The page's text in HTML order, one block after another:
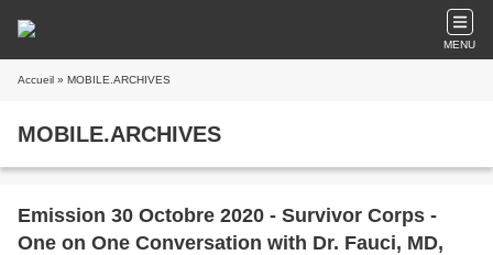
MENU
Accueil » MOBILE.ARCHIVES
MOBILE.ARCHIVES
Emission 30 Octobre 2020 - Survivor Corps -
One on One Conversation with Dr. Fauci, MD,